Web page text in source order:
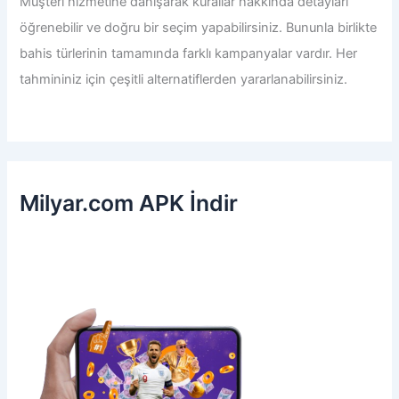
öğrenebilir ve doğru bir seçim yapabilirsiniz. Bununla birlikte
bahis türlerinin tamamında farklı kampanyalar vardır. Her
tahmininiz için çeşitli alternatiflerden yararlanabilirsiniz.
Milyar.com APK İndir